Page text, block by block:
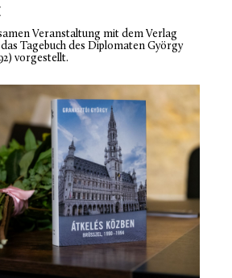
Veranstaltung mit dem Verlag
Tagebuch des Diplomaten György
vorgestellt.